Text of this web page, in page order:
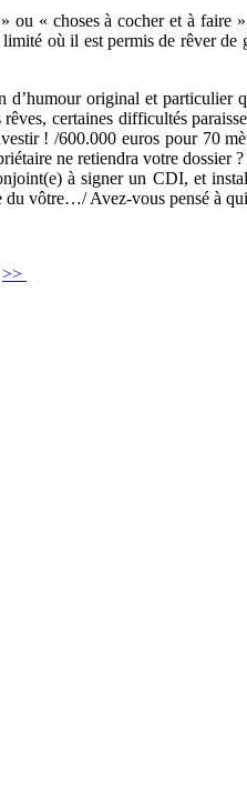
ou « choses à cocher et à faire
où il est permis de rêver
original et particulier
rêves, certaines difficultés
! /600.000 euros pour 70
ne retiendra votre dossier
à signer un CDI, et
vôtre…/ Avez-vous pensé à
>>